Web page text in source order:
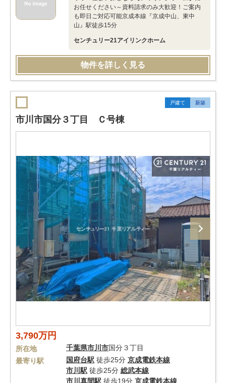
お任せください～資料請求のみ大歓迎！ご案内
も即日ご対応可能京成本線『京成中山、東中
山』駅徒歩15分
センチュリー21アイリンクホーム
物件を詳しく見る
戸建て 新築
市川市国分３丁目 Ｃ号棟
3,790万円
所在地 千葉県市川市国分３丁目
最寄り駅
国府台駅 徒歩25分 京成電鉄本線
市川駅 徒歩25分 総武本線
市川真間駅 徒歩19分 京成電鉄本線